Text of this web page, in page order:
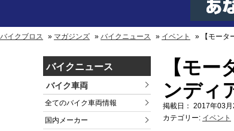
バイクブロス マガジンズ バイクニュース イベント 【モー
バイクニュース
バイク車両
全てのバイク車両情報
国内メーカー
【モ
ンディ
掲載日： 2017年03
カテゴリー: イベント